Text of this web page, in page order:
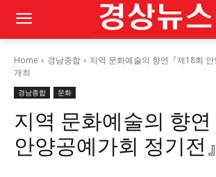
Home 경남종합
지역 문화예술의 향연『제18회 안
개최
경남종합 문화
지역 문화예술의 향
안양공예가회 정기전